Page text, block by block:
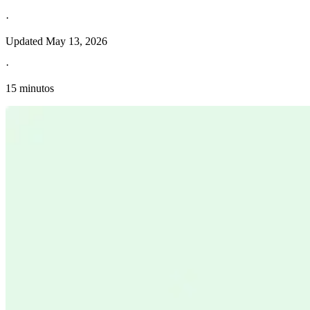
·
Updated May 13, 2026
·
15 minutos